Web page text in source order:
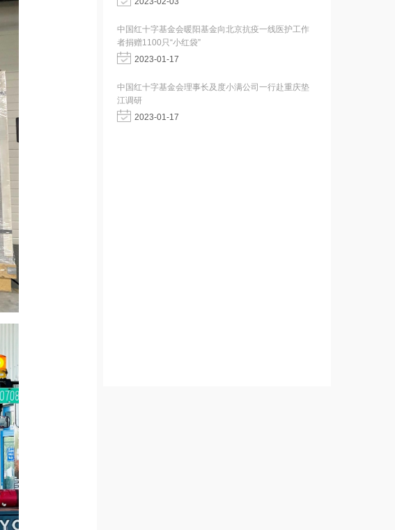
中国红十字基金会暖阳基金向北京抗疫一线医护工作
者捐赠1100只“小红袋”
2023-01-17
中国红十字基金会理事长及度小满公司一行赴重庆垫
江调研
2023-01-17